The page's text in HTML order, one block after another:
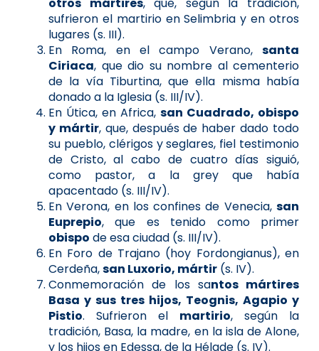
sufrieron el martirio en Selimbria y en otros
lugares (s. III).
En Roma, en el campo Verano, santa
Ciriaca, que dio su nombre al cementerio
de la vía Tiburtina, que ella misma había
donado a la Iglesia (s. III/IV).
En Útica, en Africa, san Cuadrado, obispo
y mártir, que, después de haber dado todo
su pueblo, clérigos y seglares, fiel testimonio
de Cristo, al cabo de cuatro días siguió,
como pastor, a la grey que había
apacentado (s. III/IV).
En Verona, en los confines de Venecia, san
Euprepio, que es tenido como primer
obispo de esa ciudad (s. III/IV).
En Foro de Trajano (hoy Fordongianus), en
Cerdeña,san Luxorio, mártir (s. IV).
Conmemoración de los santos mártires
Basa y sus tres hijos, Teognis, Agapio y
Pistio. Sufrieron el martirio, según la
tradición, Basa, la madre, en la isla de Alone,
y los hijos en Edessa, de la Hélade (s. IV).